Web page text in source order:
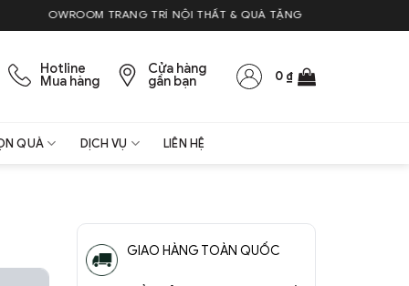
SHOWROOM TRANG TRÍ NỘI THẤT & QUÀ TẶNG
Hotline
Mua hàng
Cửa hàng
gần bạn 0 ₫
QUÀ DỊCH VỤ LIÊN HỆ
GIAO HÀNG TOÀN QUỐC